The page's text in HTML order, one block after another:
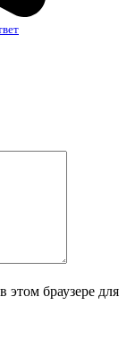
этом браузере для